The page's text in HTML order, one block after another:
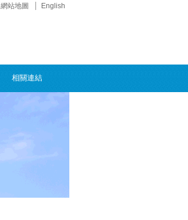
網站地圖 English
相關連結